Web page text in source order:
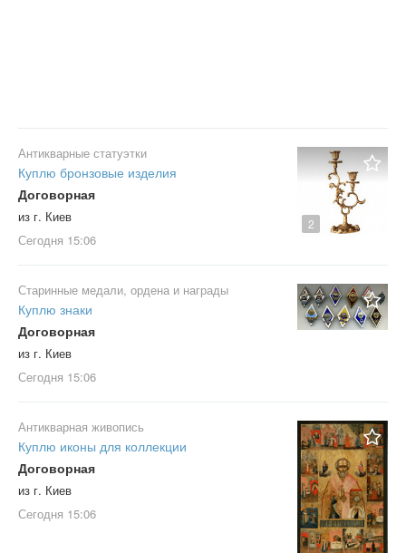
2
Антикварные статуэтки
Куплю бронзовые изделия
Договорная
из г. Киев
Сегодня 15:06
Старинные медали, ордена и награды
Куплю знаки
Договорная
из г. Киев
Сегодня 15:06
Антикварная живопись
Куплю иконы для коллекции
Договорная
из г. Киев
Сегодня 15:06